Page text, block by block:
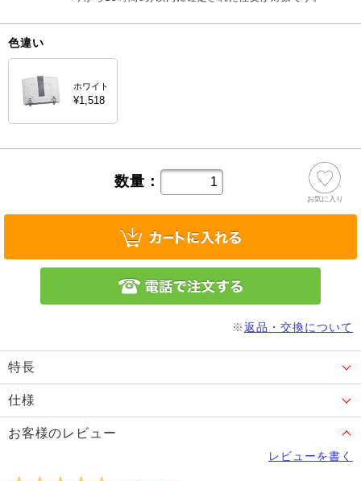
色違い
ホワイト
¥1,518
数量：
お気に入り
※返品・交換について
特長
仕様
お客様のレビュー
レビューを書く